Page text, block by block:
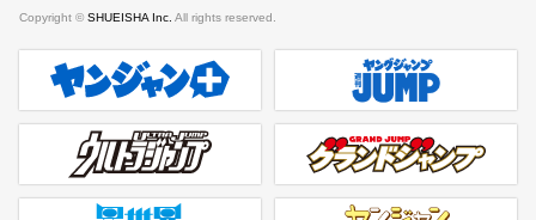
Copyright © SHUEISHA Inc. All rights reserved.
ヤンジャンプラス 週刊ヤングジャンプ公式サイト
ウルトラジャンプ グランドジャンプ
異世界ヤンジャン ヤンジャンpixiv